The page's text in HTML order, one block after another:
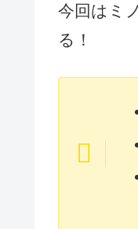
今回はミ
る！